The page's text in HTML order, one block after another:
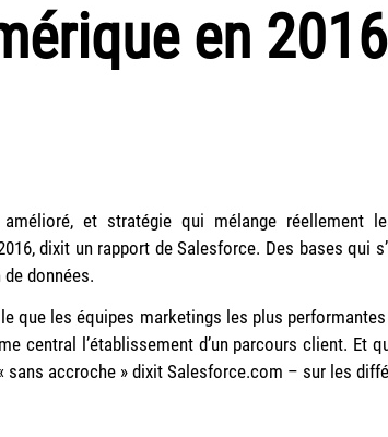
en 2016
et stratégie qui mélange réellement
dixit un rapport de Salesforce. Des bases qui
données.
que les équipes marketings les plus
central l’établissement d’un parcours client. Et
accroche » dixit Salesforce.com – sur les